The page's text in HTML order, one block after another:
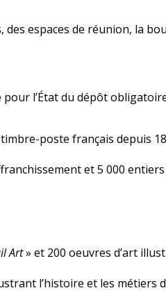
des espaces de réunion, la
l’État du dépôt
poste français depuis
et 5 000
Art» et 200 oeuvres d’art
l’histoire et les métiers